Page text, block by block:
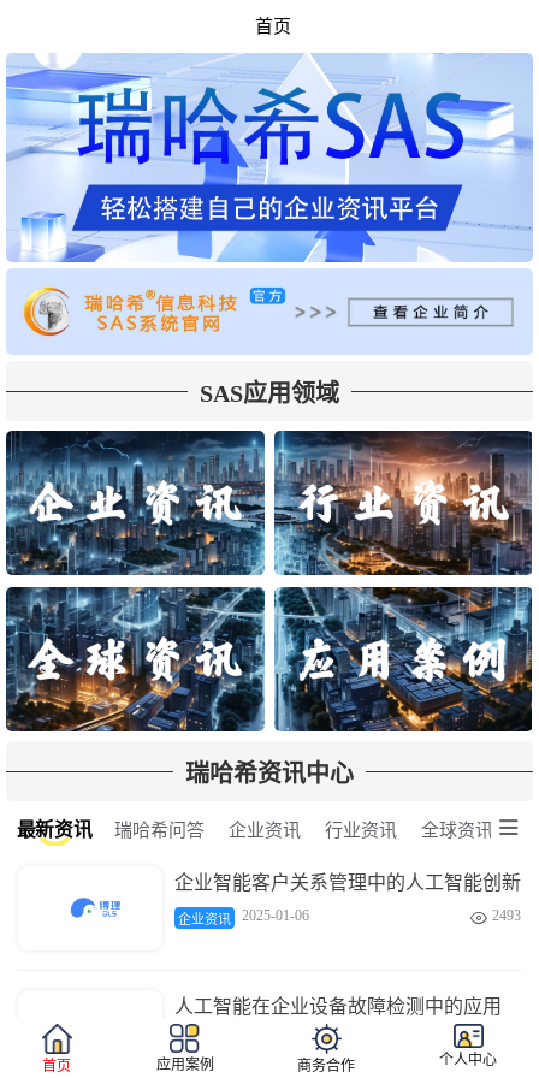
首页
SAS应用领域
瑞哈希资讯中心
最新资讯 瑞哈希问答 企业资讯 行业资讯 全球资讯 
企业智能客户关系管理中的人工智能创新
企业资讯 2025-01-06  2493
人工智能在企业设备故障检测中的应用
企业资讯 
首页
应用案例 商务合作 个人中心